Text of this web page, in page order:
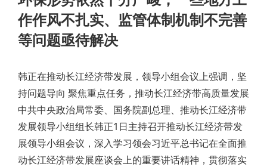
作作风不扎实、监管体制机制不完善
等问题亟待解决
韩正在推动长江经济带发展，领导小组会议上强调，坚
持问题导向 聚焦重点任务，推动长江经济带高质量发展
中共中央政治局常委、国务院副总理、推动长江经济带
发展领导小组组长韩正1日主持召开推动长江经济带发
展领导小组会议，深入学习领会习近平总书记在全面推
动长江经济带发展座谈会上的重要讲话精神，贯彻落实